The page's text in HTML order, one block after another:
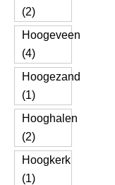
(2)
Hoogeveen
(4)
Hoogezand
(1)
Hooghalen
(2)
Hoogkerk
(1)